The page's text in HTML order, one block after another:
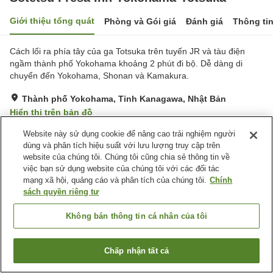
Giới thiệu tổng quát Phòng và Gói giá Đánh giá Thông
Cách lối ra phía tây của ga Totsuka trên tuyến JR và tàu điện
ngầm thành phố Yokohama khoảng 2 phút đi bộ. Dễ dàng di
chuyển đến Yokohama, Shonan và Kamakura.
Thành phố Yokohama, Tỉnh Kanagawa, Nhật Bản
Hiển thị trên bản đồ
Tuyệt vời Đánh giá:392lượt
Tiện nghi chỗ nghỉ
Spa / Salon
Lounge
Máy bán hàng tự động
Trang chủ Nhật Bản Tỉnh Kanagawa
Thành phố Yokohama
Sotetsu Fresa Inn Yokohama-Totsuka
Tìm phòng trống
Website này sử dụng cookie để nâng cao trải nghiệm người
dùng và phân tích hiệu suất với lưu lượng truy cập trên
website của chúng tôi. Chúng tôi cũng chia sẻ thông tin về
việc bạn sử dụng website của chúng tôi với các đối tác
mạng xã hội, quảng cáo và phân tích của chúng tôi. Chính
sách quyền riêng tư
Không bán thông tin cá nhân của tôi
Chấp nhận tất cả